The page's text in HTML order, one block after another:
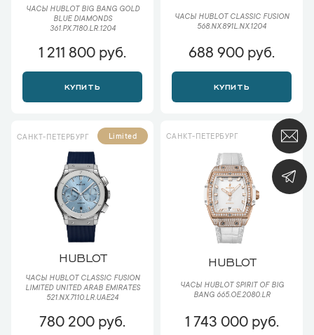
ЧАСЫ HUBLOT BIG BANG GOLD
BLUE DIAMONDS
361.PX.7180.LR.1204
1 211 800 руб.
КУПИТЬ
ЧАСЫ HUBLOT CLASSIC FUSION
568.NX.891L.NX.1204
688 900 руб.
КУПИТЬ
САНКТ-ПЕТЕРБУРГ Limited
HUBLOT
ЧАСЫ HUBLOT CLASSIC FUSION
LIMITED UNITED ARAB EMIRATES
521.NX.7110.LR.UAE24
780 200 руб.
САНКТ-ПЕТЕРБУРГ
HUBLOT
ЧАСЫ HUBLOT SPIRIT OF BIG
BANG 665.OE.2080.LR
1 743 000 руб.